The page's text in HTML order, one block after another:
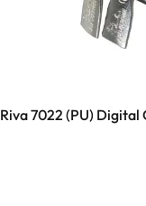
Riva 7022 (PU) Digital